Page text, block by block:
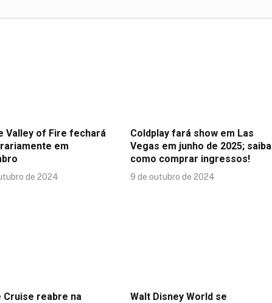
Valley of Fire fechará
em
de 2024
Coldplay fará show em Las
Vegas em junho de 2025; saiba
como comprar ingressos!
9 de outubro de 2024
Cruise reabre na
Walt Disney World se